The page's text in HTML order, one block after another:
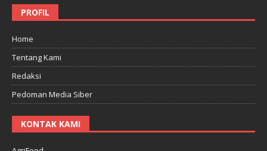
PROFIL
Home
Tentang Kami
Redaksi
Pedoman Media Siber
KONTAK KAMI